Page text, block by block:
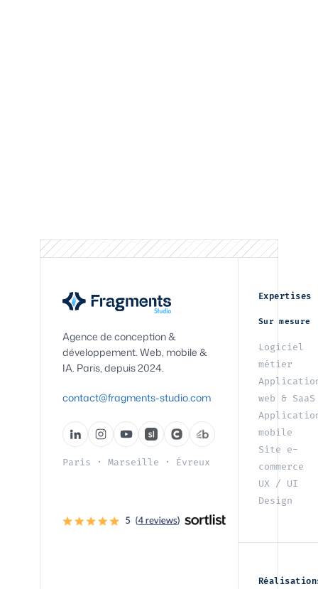
Agence de conception &
développement. Web, mobile &
IA. Paris, depuis 2024.
contact@fragments-studio.com
Paris · Marseille · Évreux
Expertises
Sur mesure
Logiciel
métier
web & SaaS
mobile
Site e-
commerce
UX / UI
Design